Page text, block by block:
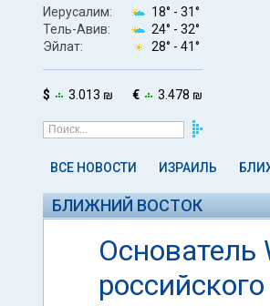
Иерусалим: 18° - 31°
Тель-Авив:
24° - 32°
Эйлат:
28° - 41°
$ 3.013 ₪ € 3.478 ₪
ВСЕ НОВОСТИ ИЗРАИЛЬ
БЛИЖНИЙ ВОСТОК